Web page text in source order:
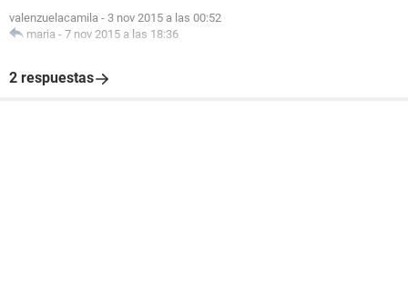
valenzuelacamila - 3 nov 2015 a las 00:52
maria - 7 nov 2015 a las 18:36
2 respuestas